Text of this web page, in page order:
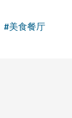
#美食餐厅